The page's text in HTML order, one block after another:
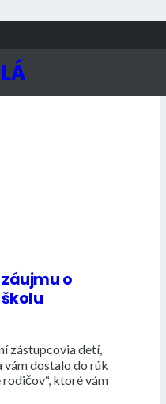
o
zástupcovia detí,
vám dostalo do rúk
ktoré vám